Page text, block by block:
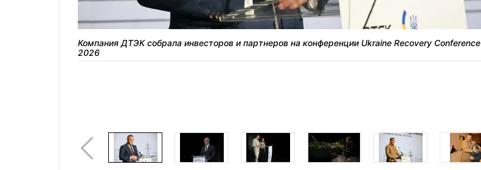
Компания ДТЭК собрала инвесторов и партнеров на конференции Ukraine Recovery Conference
2026